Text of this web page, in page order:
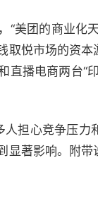
美团的商业化
取悦市场的资
播电商两台“
担心竞争压
显著影响。附